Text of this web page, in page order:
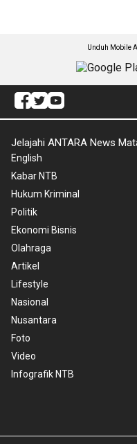
Unduh Mobile
Jelajahi ANTARA News
English
Kabar NTB
Hukum Kriminal
Politik
Ekonomi Bisnis
Olahraga
Artikel
Lifestyle
Nasional
Nusantara
Foto
Video
Infografik NTB